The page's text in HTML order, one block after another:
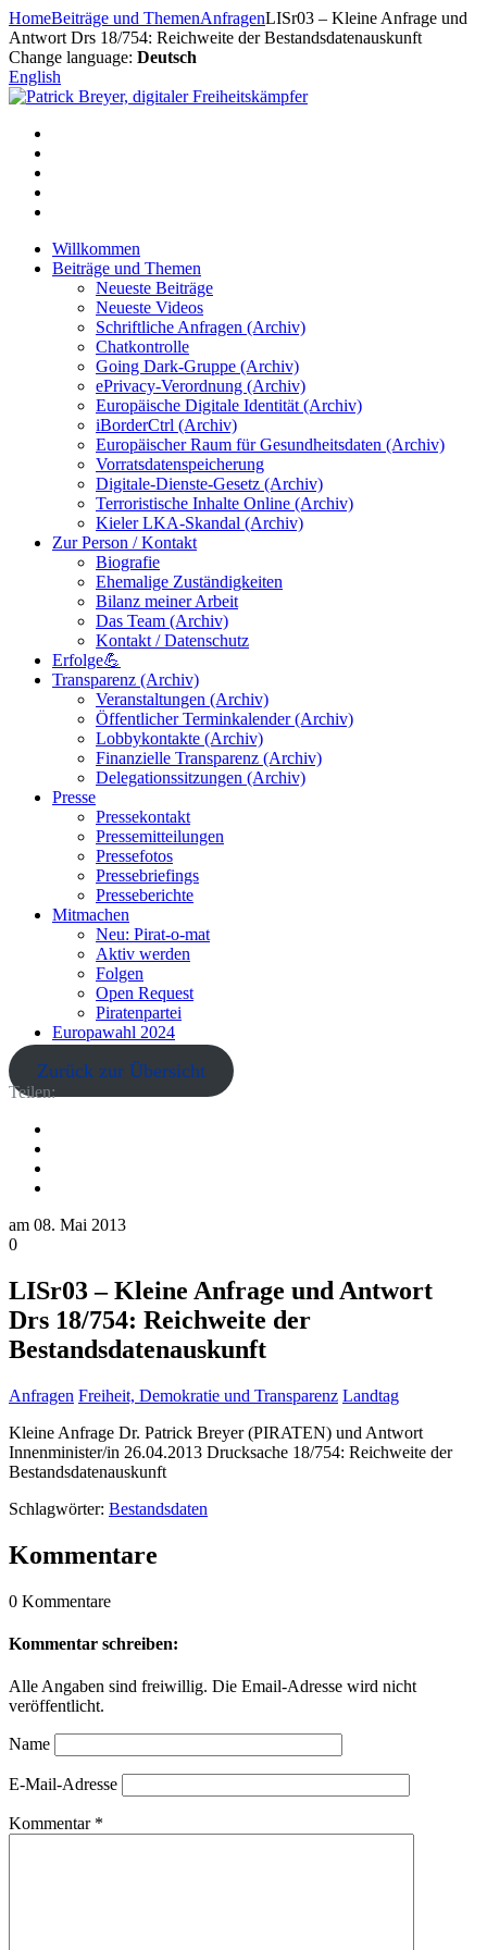
Zum
Inhalt
springen
HomeBeiträge und ThemenAnfragenLISr03 – Kleine Anfrage und
Antwort Drs 18/754: Reichweite der Bestandsdatenauskunft
Change language: Deutsch
English
Willkommen
Beiträge und Themen
Neueste Beiträge
Neueste Videos
Schriftliche Anfragen (Archiv)
Chatkontrolle
Going Dark-Gruppe (Archiv)
ePrivacy-Verordnung (Archiv)
Europäische Digitale Identität (Archiv)
iBorderCtrl (Archiv)
Europäischer Raum für Gesundheitsdaten (Archiv)
Vorratsdatenspeicherung
Digitale-Dienste-Gesetz (Archiv)
Terroristische Inhalte Online (Archiv)
Kieler LKA-Skandal (Archiv)
Zur Person / Kontakt
Biografie
Ehemalige Zuständigkeiten
Bilanz meiner Arbeit
Das Team (Archiv)
Kontakt / Datenschutz
Erfolge💪
Transparenz (Archiv)
Veranstaltungen (Archiv)
Öffentlicher Terminkalender (Archiv)
Lobbykontakte (Archiv)
Finanzielle Transparenz (Archiv)
Delegationssitzungen (Archiv)
Presse
Pressekontakt
Pressemitteilungen
Pressefotos
Pressebriefings
Presseberichte
Mitmachen
Neu: Pirat-o-mat
Aktiv werden
Folgen
Open Request
Piratenpartei
Europawahl 2024
Zurück zur Übersicht
Teilen:
am 08. Mai 2013
0
LISr03 – Kleine Anfrage und Antwort
Drs 18/754: Reichweite der
Bestandsdatenauskunft
Anfragen Freiheit, Demokratie und Transparenz Landtag
Kleine Anfrage Dr. Patrick Breyer (PIRATEN) und Antwort
Innenminister/in 26.04.2013 Drucksache 18/754: Reichweite der
Bestandsdatenauskunft
Schlagwörter: Bestandsdaten
Kommentare
0 Kommentare
Kommentar schreiben:
Alle Angaben sind freiwillig. Die Email-Adresse wird nicht
veröffentlicht.
Name
E-Mail-Adresse
Kommentar *